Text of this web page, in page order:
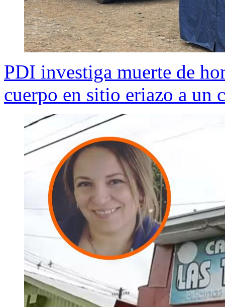
PDI investiga muerte de
cuerpo en sitio eriazo a un